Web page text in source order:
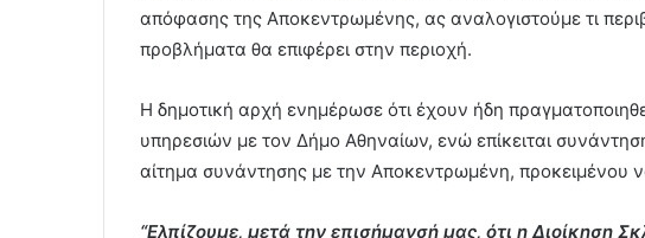
απόφασης της Αποκεντρωμένης, ας αναλογιστούμε τι
προβλήματα θα επιφέρει στην περιοχή.
Η δημοτική αρχή ενημέρωσε ότι έχουν ήδη
υπηρεσιών με τον Δήμο Αθηναίων, ενώ επίκειται
αίτημα συνάντησης με την Αποκεντρωμένη, προκειμένου
“Ελπίζουμε, μετά την επισήμανσή μας, ότι η Διοίκηση